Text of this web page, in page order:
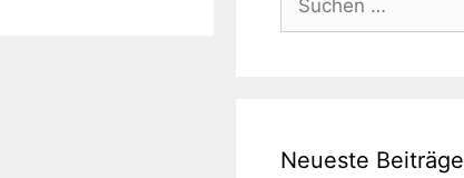
nach:
Neueste Beiträge